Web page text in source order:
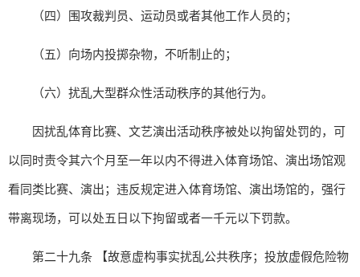
（四）围攻裁判员、运动员或者其他工作人员的；
（五）向场内投掷杂物，不听制止的；
（六）扰乱大型群众性活动秩序的其他行为。
因扰乱体育比赛、文艺演出活动秩序被处以拘留处罚的，可
以同时责令其六个月至一年以内不得进入体育场馆、演出场馆观
看同类比赛、演出；违反规定进入体育场馆、演出场馆的，强行
带离现场，可以处五日以下拘留或者一千元以下罚款。
第二十九条 【故意虚构事实扰乱公共秩序；投放虚假危险物